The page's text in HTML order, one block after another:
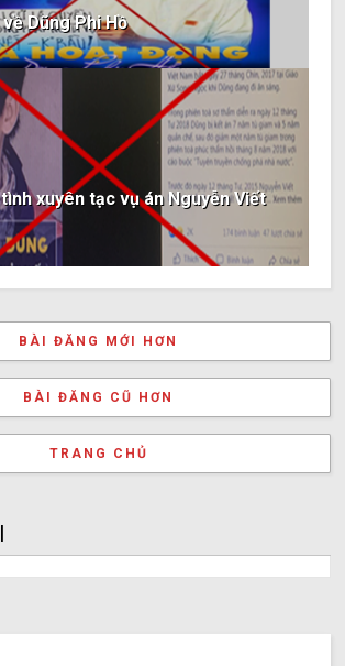
Dũng Phi Hồ
xuyên tạc vụ án Nguyễn Viết
BÀI ĐĂNG MỚI HƠN
BÀI ĐĂNG CŨ HƠN
TRANG CHỦ